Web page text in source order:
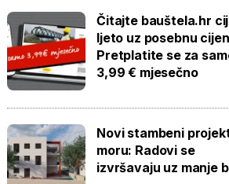
Čitajte bauštela.hr
ljeto uz posebnu
Pretplatite se za
3,99 € mjesečno
Novi stambeni
moru: Radovi se
izvršavaju uz manje